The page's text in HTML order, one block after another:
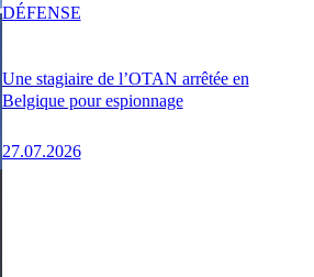
Une stagiaire de l’OTAN arrêtée en
Belgique pour espionnage
27.07.2026
DÉFENSE